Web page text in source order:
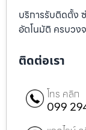
บริการรับติดตั้ง
อัตโนมัติ ครบวง
ติดต่อเรา
โทร คลิก
099